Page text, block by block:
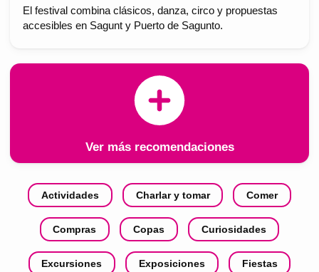
El festival combina clásicos, danza, circo y propuestas
accesibles en Sagunt y Puerto de Sagunto.
Ver más recomendaciones
Actividades Charlar y tomar Comer
Compras Copas Curiosidades
Excursiones Exposiciones Fiestas